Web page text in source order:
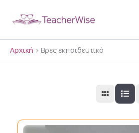
Αρχική > Βρες εκπαιδευτικό